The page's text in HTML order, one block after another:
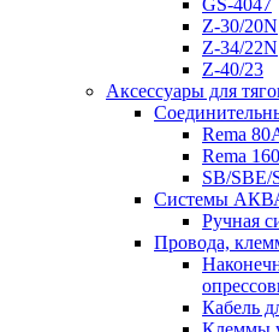
Z-30/20N
Z-34/22N
Z-40/23
Аксессуары для
Rema
Rema
SB/SBE/
Системы
Ручная
Провода,
Кабель